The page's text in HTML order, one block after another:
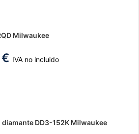
Milwaukee
€ IVA no incluido
DD3-152K Milwaukee